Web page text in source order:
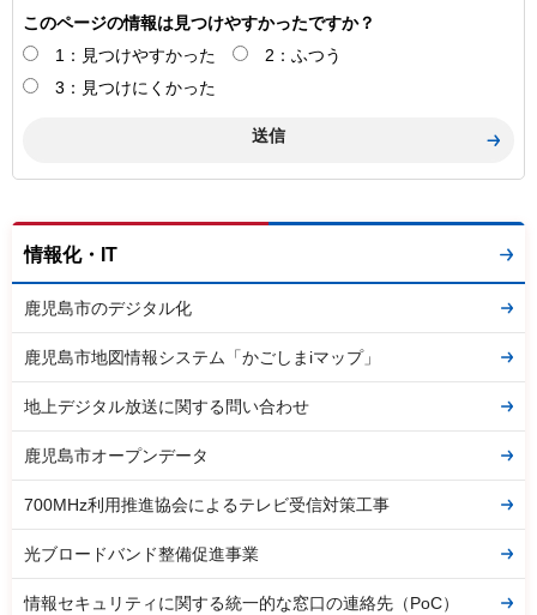
このページの情報は見つけやすかったですか？
1：見つけやすかった
2：ふつう
3：見つけにくかった
情報化・IT
鹿児島市のデジタル化
鹿児島市地図情報システム「かごしまiマップ」
地上デジタル放送に関する問い合わせ
鹿児島市オープンデータ
700MHz利用推進協会によるテレビ受信対策工事
光ブロードバンド整備促進事業
情報セキュリティに関する統一的な窓口の連絡先（PoC）